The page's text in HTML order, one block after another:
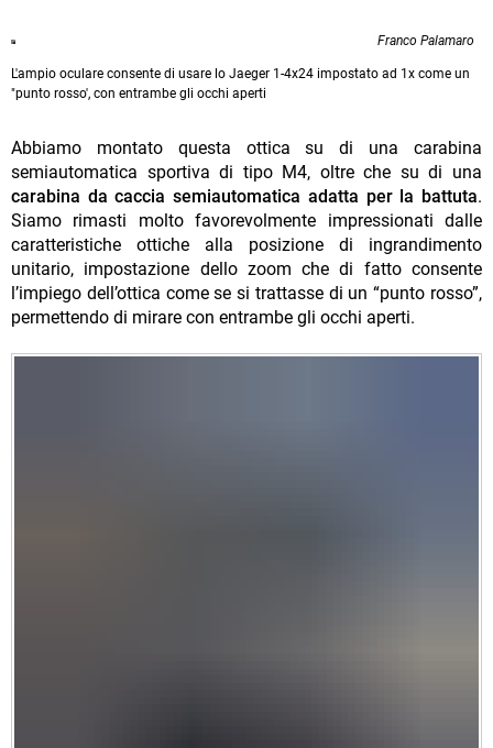
Franco Palamaro
L'ampio oculare consente di usare lo Jaeger 1-4x24 impostato ad 1x come un
"punto rosso', con entrambe gli occhi aperti
Abbiamo montato questa ottica su di una carabina
semiautomatica sportiva di tipo M4, oltre che su di una
carabina da caccia semiautomatica adatta per la battuta.
Siamo rimasti molto favorevolmente impressionati dalle
caratteristiche ottiche alla posizione di ingrandimento
unitario, impostazione dello zoom che di fatto consente
l’impiego dell’ottica come se si trattasse di un “punto rosso”,
permettendo di mirare con entrambe gli occhi aperti.